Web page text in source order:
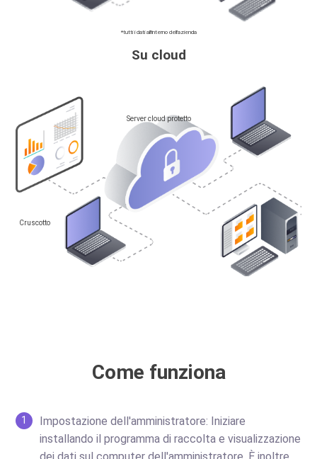
*tutti i dati all'interno dell'azienda
Su cloud
Cruscotto
Server cloud protetto
Come funziona
1
Impostazione dell'amministratore: Iniziare
installando il programma di raccolta e visualizzazione
dei dati sul computer dell'amministratore. È inoltre